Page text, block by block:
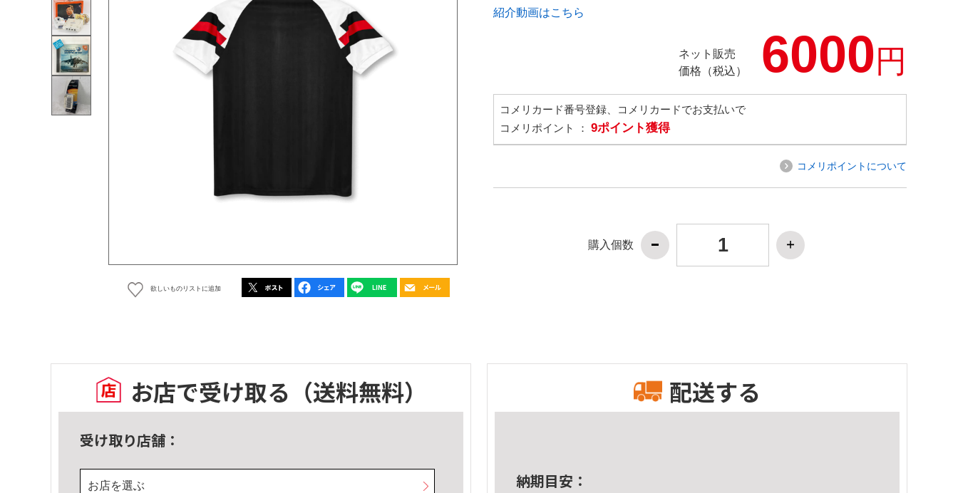
欲しいものリストに追加
紹介動画はこちら
ネット販売
価格（税込）
6000円
コメリカード番号登録、コメリカードでお支払いで
コメリポイント ： 9ポイント獲得
コメリポイントについて
購入個数
お店で受け取る （送料無料）
受け取り店舗：
お店を選ぶ
配送する
納期目安：